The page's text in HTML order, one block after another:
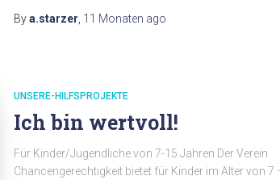
Bya.starzer 11 Monaten ago
UNSERE-HILFSPROJEKTE
Ich bin wertvoll!
Für Kinder/Jugendliche von 7-15 Jahren Der Verein
Chancengerechtigkeit bietet für Kinder im Alter von 7